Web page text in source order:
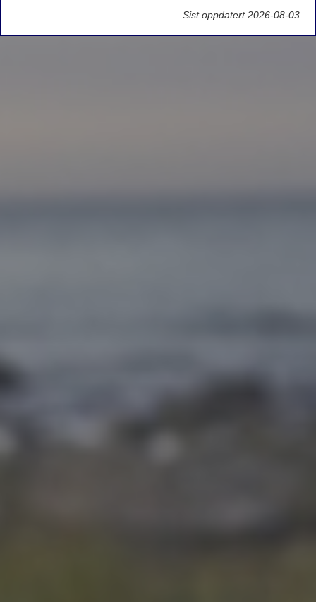
Sist oppdatert 2026-08-03